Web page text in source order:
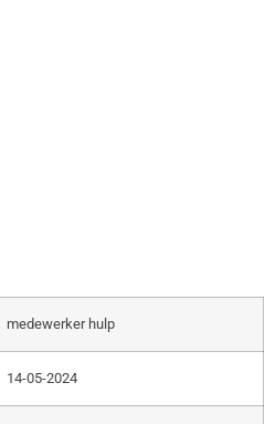
medewerker hulp
14-05-2024